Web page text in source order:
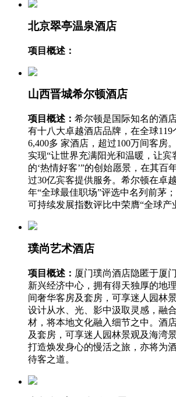
北京翠亭温泉酒店
项目概述：
山西晋城希尔顿酒店
项目概述： 希尔顿是国际知名的酒
有十八大卓越酒店品牌，在全球
6,400多 家酒店，超过100万间客房
实现“让世界充满阳光和温暖，让宾
的‘热情好客’”的创始愿景，在其百
过30亿宾客提供服务。希尔顿在卓
年“全球最佳职场”评选中名列前茅
可持续发展指数评比中荣膺“全球产
璞尚艺术酒店
项目概述： 厦门璞尚酒店隐匿于厦
新兴经济中心，拥有得天独厚的地
间奢华客房及套房，可享迷人园林
设计从水、光、影中汲取灵感，融
材，将本地文化融入细节之中。酒
及套房，可享迷人园林景观及海湾
打造焕发身心的慢活之旅，亦将为
待客之道。